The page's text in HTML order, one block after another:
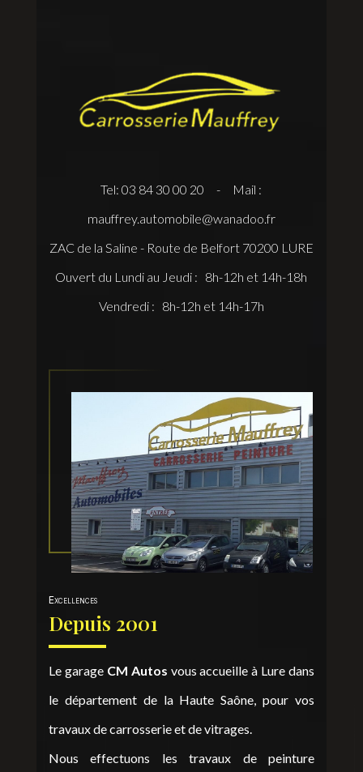
Tel: 03 84 30 00 20 - Mail :
mauffrey.automobile@wanadoo.fr
ZAC de la Saline - Route de Belfort 70200 LURE
Ouvert du Lundi au Jeudi : 8h-12h et 14h-18h
Vendredi : 8h-12h et 14h-17h
Excellences
Depuis 2001
Le garage CM Autos vous accueille à Lure dans
le département de la Haute Saône, pour vos
travaux de carrosserie et de vitrages.
Nous effectuons les travaux de peinture